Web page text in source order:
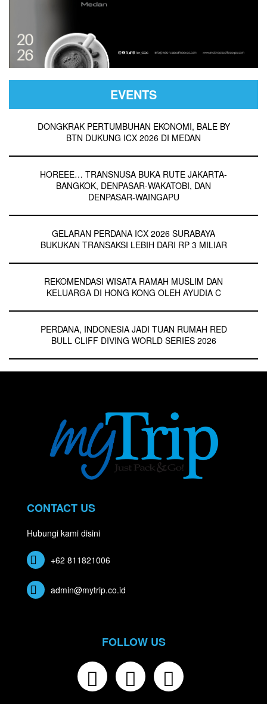
EVENTS
DONGKRAK PERTUMBUHAN EKONOMI, BALE BY
BTN DUKUNG ICX 2026 DI MEDAN
HOREEE… TRANSNUSA BUKA RUTE JAKARTA-
BANGKOK, DENPASAR-WAKATOBI, DAN
DENPASAR-WAINGAPU
GELARAN PERDANA ICX 2026 SURABAYA
BUKUKAN TRANSAKSI LEBIH DARI RP 3 MILIAR
REKOMENDASI WISATA RAMAH MUSLIM DAN
KELUARGA DI HONG KONG OLEH AYUDIA C
PERDANA, INDONESIA JADI TUAN RUMAH RED
BULL CLIFF DIVING WORLD SERIES 2026
CONTACT US
Hubungi kami disini
+62 811821006
admin@mytrip.co.id
FOLLOW US